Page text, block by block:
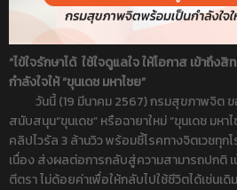
“ไข้ใจรักษาได้ ใช้ใจดูแลใจ ให้โอกาส เข้าถึ
กำลังใจให้ “ขุนเดช มหาไชย”
วันนี้ (19 มีนาคม 2567) กรมสุขภาพจิต ข
สนับสนุน“ขุนเดช” หรือฉายาใหม่ “ขุนเดช มห
คลิปไวรัล 3 ล้านวิว พร้อมชี้โรคทางจิตเวชทุก
เนื่อง ส่งผลต่อการกลับสู่ความสามารถปกติ
ตีตรา ไม่ด้อยค่าเพื่อให้กลับไปใช้ชีวิตได้เช่นเดิม